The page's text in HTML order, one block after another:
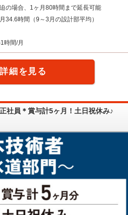
の場合、1ヶ月80時間まで延長可能
34.6時間（9～3月の設計部平均）
時間/月
詳細を見る
社員＊賞与計5ヶ月！土日祝休み♪